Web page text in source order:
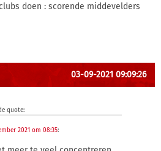
doen : scorende middevelders
03-09-2021 09:09:26
quote:
2021 om 08:35: